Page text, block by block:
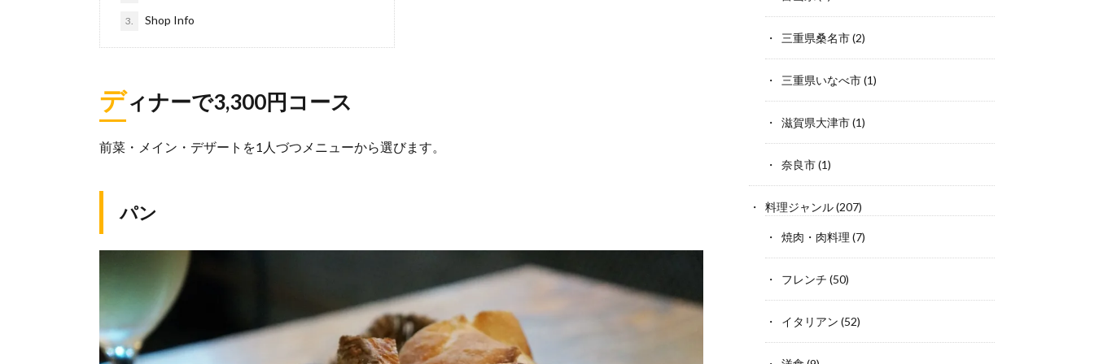
3. Shop Info
ディナーで3,300円コース
前菜・メイン・デザートを1人づつメニューから選びます。
パン
三重県桑名市(2)
三重県いなべ市(1)
滋賀県大津市(1)
奈良市(1)
料理ジャンル(207)
焼肉・肉料理 (7)
フレンチ (50)
イタリアン (52)